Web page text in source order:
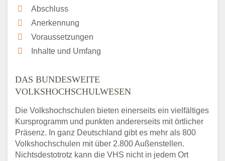
Abschluss
Anerkennung
Voraussetzungen
Inhalte und Umfang
DAS BUNDESWEITE
VOLKSHOCHSCHULWESEN
Die Volkshochschulen bieten einerseits ein vielfältiges
Kursprogramm und punkten andererseits mit örtlicher
Präsenz. In ganz Deutschland gibt es mehr als 800
Volkshochschulen mit über 2.800 Außenstellen.
Nichtsdestotrotz kann die VHS nicht in jedem Ort